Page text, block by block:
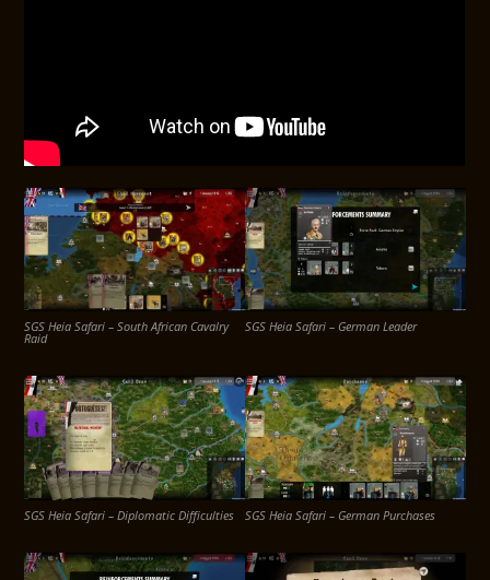
SGS Heia Safari – South African Cavalry
Raid
SGS Heia Safari – German Leader
SGS Heia Safari – Diplomatic Difficulties SGS Heia Safari – German Purchases